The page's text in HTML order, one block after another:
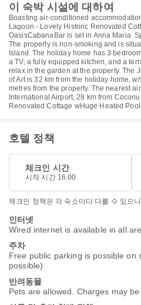
이 숙박 시설에 대하여
Boasting air-conditioned
Lagoon - Lovely Historic Renovated
OasisCabanaBar is set in Anna Maria.
The property is non-smoking and is
Island. The holiday home has 3
a TV, a fully equipped kitchen, and a
relax in the garden at the property. The
of Art is 32 km from the holiday home,
metres from the property. The nearest
International Airport, 28 km from
Renovated Cottage wHuge Heated
호텔 정책
체크인 시간
시작 시간 16.00
체크인 정책은 각 숙소마다 다를 수 있으
인터넷
Wired internet is available in all
주차
Free public parking is possible on
possible).
반려동물
Pets are allowed. Charges may be